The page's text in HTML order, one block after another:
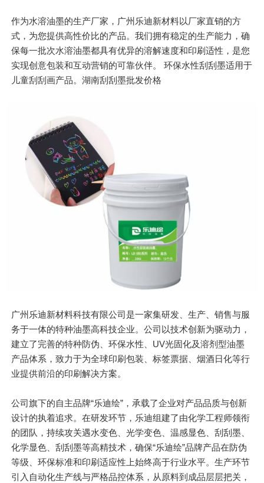
作为水溶油墨的生产厂家，广州乐迪新材料以厂家直销的方
式，为您提供高性价比的产品。我们拥有稳定的生产能力，确
保每一批次水溶油墨都具有优异的溶解速度和印刷适性，是您
实现创意包装和互动营销的可靠伙伴。 环保水性刮刮墨适用于
儿童刮刮画产品。湖南刮刮墨批发价格
广州乐迪新材料科技有限公司是一家集研发、生产、销售与服
务于一体的特种油墨高科技企业。公司以技术创新为驱动力，
建立了完善的特种防伪、环保水性、UV光固化及溶剂型油墨
产品体系，致力于为全球印刷包装、标签票据、烟酒日化等行
业提供前沿的印刷解决方案。
公司旗下的自主品牌“乐迪绘”，承载了企业对产品品质与创新
设计的执着追求。在研发环节，乐迪组建了由化学工程师领衔
的团队，持续攻关遇水变色、光学变色、温感显色、刮刮墨、
化学显色、刮刮墨等高精技术，确保“乐迪绘”品牌产品在防伪
等级、环保标准和印刷适应性上始终高于行业水平。生产环节
引入自动化生产线与严格品控体系，从原料到成品层层把关，